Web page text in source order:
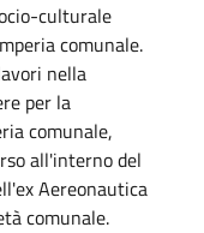
culturale
comunale.
nella
per la
comunale,
all'interno del
Aereonautica
comunale.